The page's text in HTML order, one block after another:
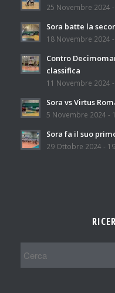
25 Novembre 2024 -
Sora batte la
18 Novembre 2024
Contro
classifica
11 Novembre 2024
Sora vs Virtus
5 Novembre 2024 -
Sora fa il suo
29 Ottobre 2024 -